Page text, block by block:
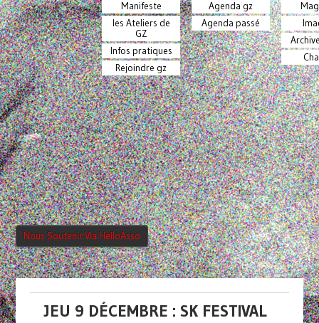
Manifeste
les Ateliers de
GZ
Infos pratiques
Rejoindre gz
Agenda gz
Agenda passé
Nous Soutenir Via HelloAsso
JEU 9 DÉCEMBRE : SK FESTIVAL